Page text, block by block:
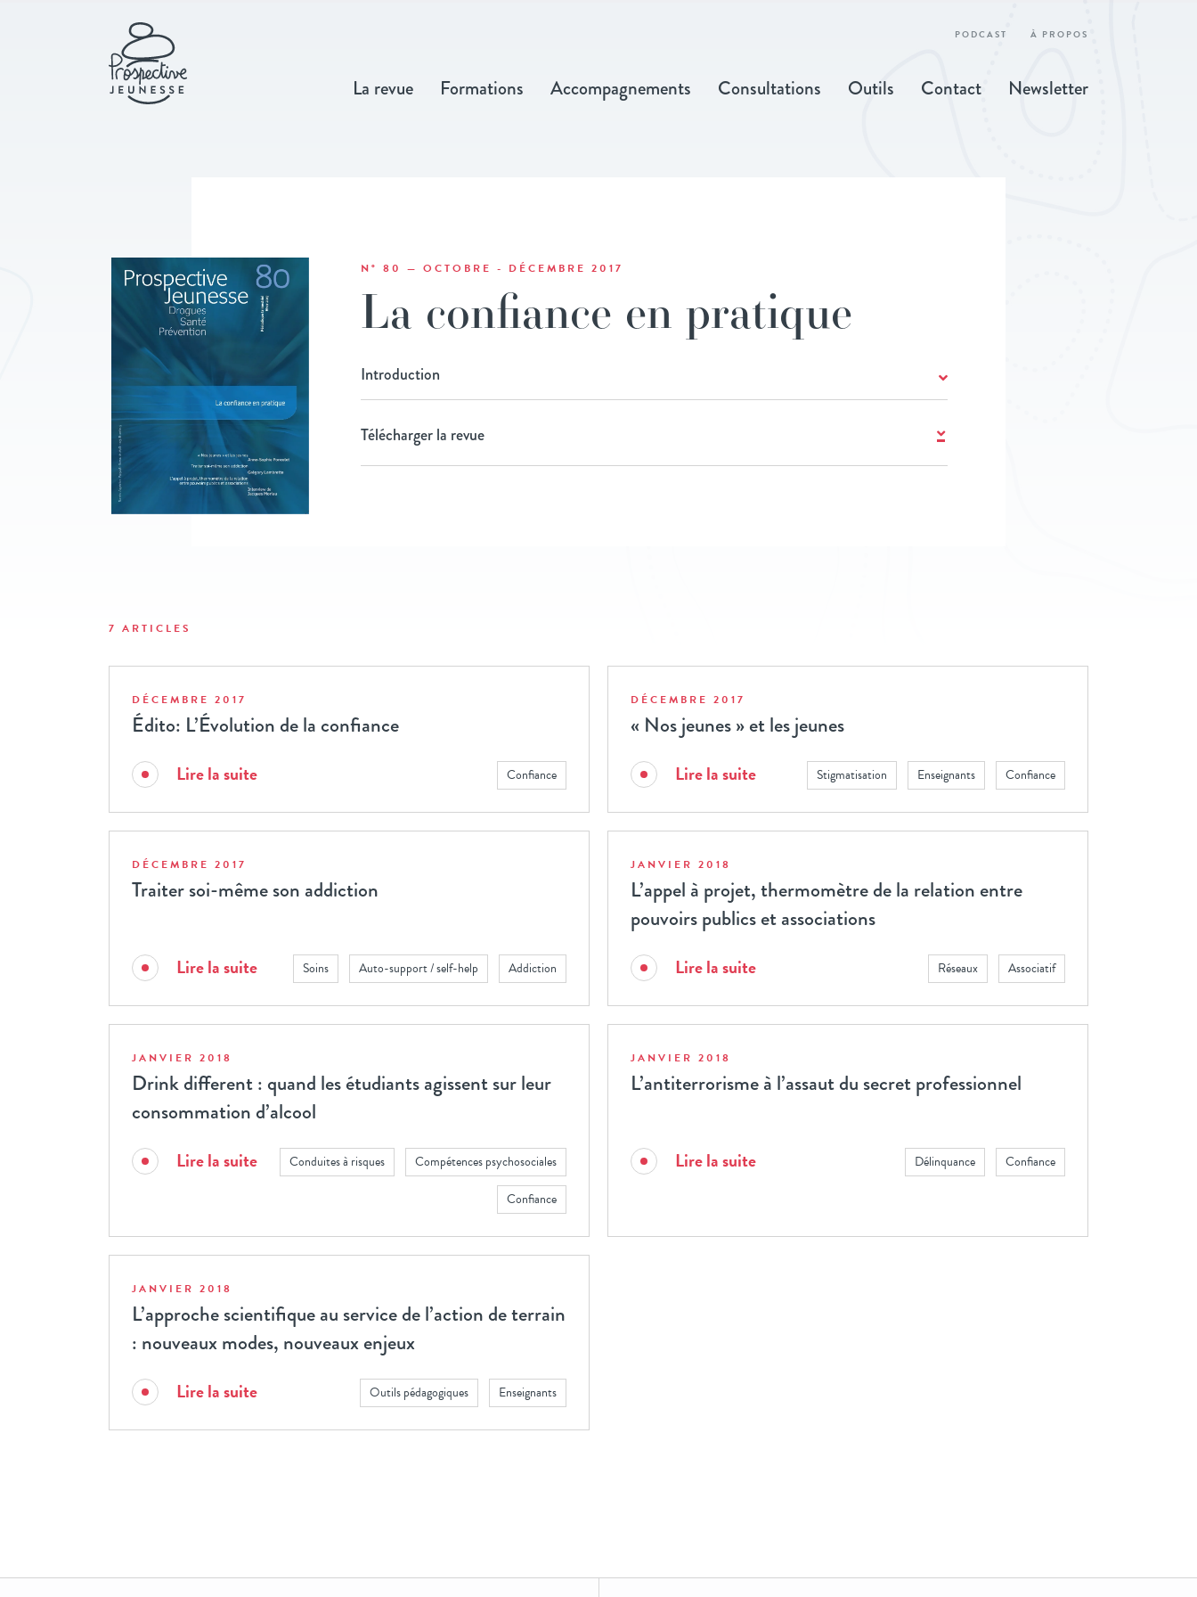
PODCAST À PROPOS
La revue Formations Accompagnements Consultations Outils Contact Newsletter
N° 80 — OCTOBRE - DÉCEMBRE 2017
La confiance en pratique
Introduction
Télécharger la revue
7 ARTICLES
DÉCEMBRE 2017
Édito: L’Évolution de la confiance
Confiance
Lire la suite
DÉCEMBRE 2017
« Nos jeunes » et les jeunes
Confiance
Enseignants
Stigmatisation
Lire la suite
DÉCEMBRE 2017
Traiter soi-même son addiction
Addiction
Auto-support / self-help
Soins
Lire la suite
JANVIER 2018
L’appel à projet, thermomètre de la relation entre
pouvoirs publics et associations
Associatif
Réseaux
Lire la suite
JANVIER 2018
Drink different : quand les étudiants agissent sur leur
consommation d’alcool
Compétences psychosociales
Conduites à risques
Confiance
Lire la suite
JANVIER 2018
L’antiterrorisme à l’assaut du secret professionnel
Confiance
Délinquance
Lire la suite
JANVIER 2018
L’approche scientifique au service de l’action de terrain
: nouveaux modes, nouveaux enjeux
Enseignants
Outils pédagogiques
Lire la suite